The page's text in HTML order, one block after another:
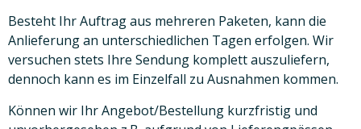
Besteht Ihr Auftrag aus mehreren Paketen, kann die
Anlieferung an unterschiedlichen Tagen erfolgen. Wir
versuchen stets Ihre Sendung komplett auszuliefern,
dennoch kann es im Einzelfall zu Ausnahmen kommen.
Können wir Ihr Angebot/Bestellung kurzfristig und